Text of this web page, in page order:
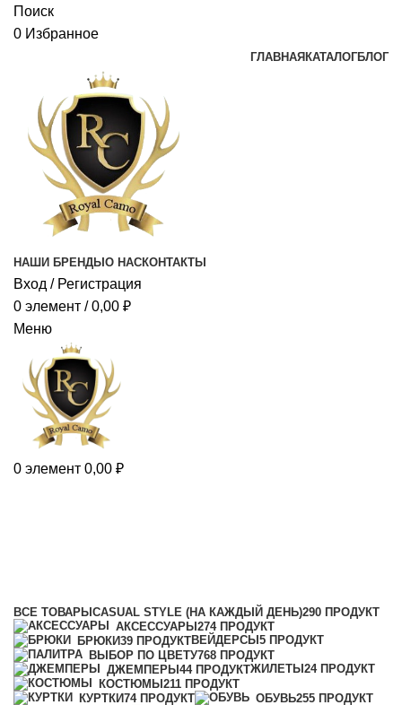
Поиск
0 Избранное
ГЛАВНАЯ КАТАЛОГБЛОГ
НАШИ БРЕНДЫ О НАСКОНТАКТЫ
Вход / Регистрация
0 элемент / 0,00 ₽
Меню
0 элемент 0,00 ₽
ВСЕ ТОВАРЫ CASUAL STYLE (НА КАЖДЫЙ ДЕНЬ)290 ПРОДУКТ
АКСЕССУАРЫ 274 ПРОДУКТ
БРЮКИ39 ПРОДУКТВЕЙДЕРСЫ 5 ПРОДУКТ
ВЫБОР ПО ЦВЕТУ768 ПРОДУКТ
ДЖЕМПЕРЫ 44 ПРОДУКТЖИЛЕТЫ 24 ПРОДУКТ
КОСТЮМЫ 211 ПРОДУКТ
КУРТКИ74 ПРОДУКТ ОБУВЬ255 ПРОДУКТ